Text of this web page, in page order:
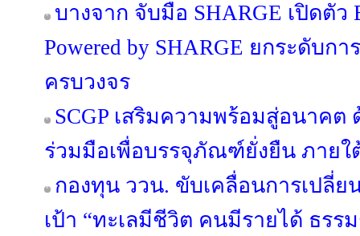
บางจาก จับมือ SHARGE เปิดตัว
Powered by SHARGE ยกระดับก
ครบวงจร
SCGP เสริมความพร้อมสู่อนาค
ร่วมมือเพื่อบรรจุภัณฑ์ยั่งยืน ภายใ
กองทุน ววน. ขับเคลื่อนการเปลี่
เป้า “ทะเลมีชีวิต คนมีรายได้ ธรร